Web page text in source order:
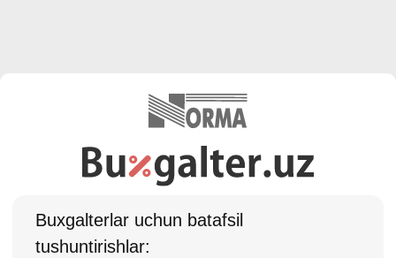
Buхgalterlar uchun batafsil
tushuntirishlar: